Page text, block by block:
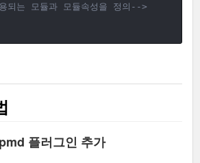
는 모듈과 모듈속성을 정의-->
플러그인 추가